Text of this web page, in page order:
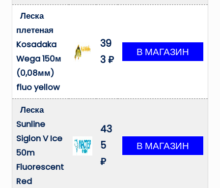
Леска
плетеная
Kosadaka
Wega 150м
(0,08мм)
fluo yellow
39
3 ₽
Леска
Sunline
Siglon V Ice
50m
Fluorescent
Red
43
5
₽